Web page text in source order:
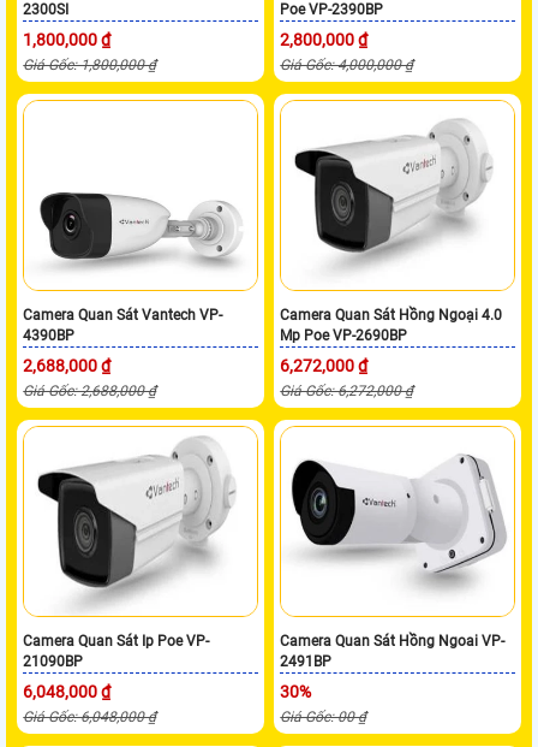
2300SI
1,800,000 ₫
Giá Gốc: 1,800,000 ₫
Poe VP-2390BP
2,800,000 ₫
Giá Gốc: 4,000,000 ₫
Camera Quan Sát Vantech VP-
4390BP
2,688,000 ₫
Giá Gốc: 2,688,000 ₫
Camera Quan Sát Hồng Ngoại 4.0
Mp Poe VP-2690BP
6,272,000 ₫
Giá Gốc: 6,272,000 ₫
Camera Quan Sát Ip Poe VP-
21090BP
6,048,000 ₫
Giá Gốc: 6,048,000 ₫
Camera Quan Sát Hồng Ngoai VP-
2491BP
30%
Giá Gốc: 00 ₫